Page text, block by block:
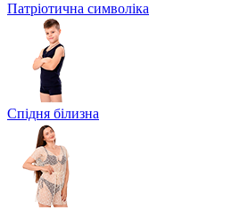
Патріотична символіка
Спідня білизна